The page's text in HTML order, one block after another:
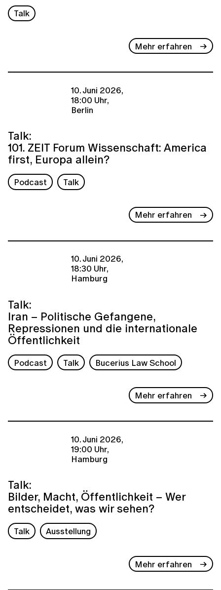
Talk
Mehr erfahren
10. Juni 2026,
18:00 Uhr,
Berlin
Talk:
101. ZEIT Forum Wissenschaft: America
first, Europa allein?
Podcast Talk
Mehr erfahren
10. Juni 2026,
18:30 Uhr,
Hamburg
Talk:
Iran – Politische Gefangene,
Repressionen und die internationale
Öffentlichkeit
Podcast Talk Bucerius Law School
Mehr erfahren
10. Juni 2026,
19:00 Uhr,
Hamburg
Talk:
Bilder, Macht, Öffentlichkeit – Wer
entscheidet, was wir sehen?
Talk Ausstellung
Mehr erfahren